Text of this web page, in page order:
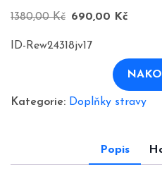
1380,00Kč Původní
byla:
1380,00 Kč.
690,00 Kč
ID-Rew24318jv17
Kategorie: Doplňky stravy
Popis